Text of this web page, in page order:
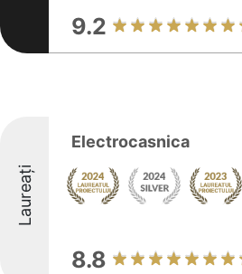
9.2
Laureați
Electrocasnica
8.8